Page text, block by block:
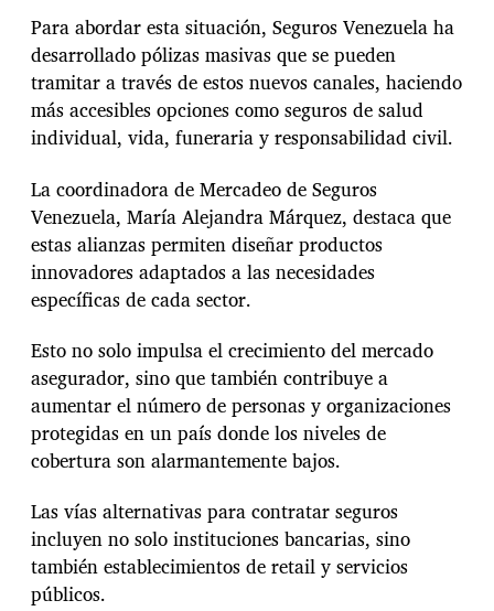
e
r
c
a
r
l
s
s
e
r
v
i
c
o
s
a
s
e
g
r
a
d
o
Para abordar esta situación, Seguros Venezuela ha
desarrollado pólizas masivas que se pueden
tramitar a través de estos nuevos canales, haciendo
más accesibles opciones como seguros de salud
individual, vida, funeraria y responsabilidad civil.
La coordinadora de Mercadeo de Seguros
Venezuela, María Alejandra Márquez, destaca que
estas alianzas permiten diseñar productos
innovadores adaptados a las necesidades
específicas de cada sector.
Esto no solo impulsa el crecimiento del mercado
asegurador, sino que también contribuye a
aumentar el número de personas y organizaciones
protegidas en un país donde los niveles de
cobertura son alarmantemente bajos.
Las vías alternativas para contratar seguros
incluyen no solo instituciones bancarias, sino
también establecimientos de retail y servicios
públicos.